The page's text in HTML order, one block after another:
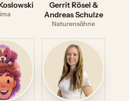
Gerrit Rösel &
Andreas Schulze
Naturensöhne